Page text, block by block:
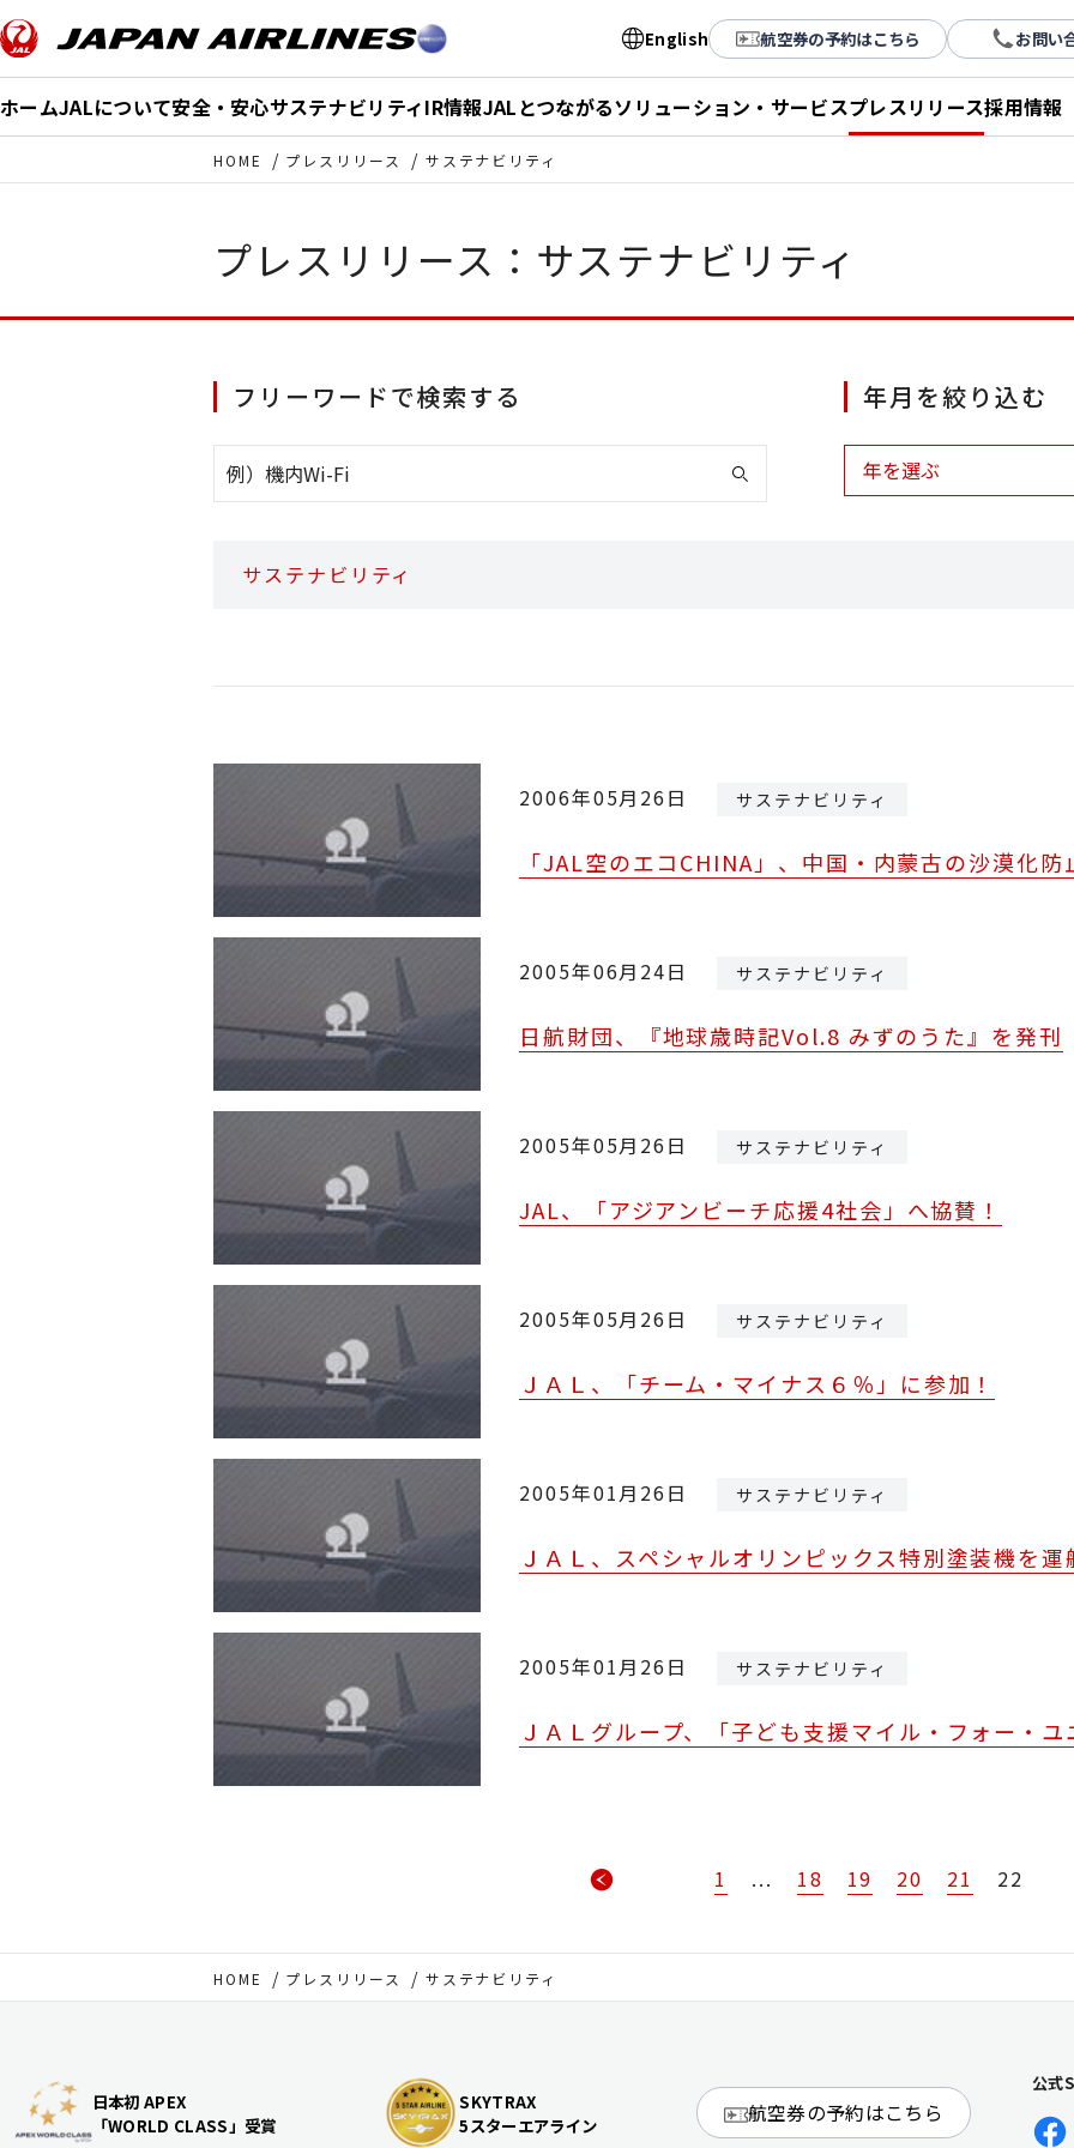
English 航空券の予約はこちら お問い
ホームJALについて安全・安心サステナビリティIR情報JALとつながるソリューション・サービスプレスリリース採用情報
HOME プレスリリース サステナビリティ
プレスリリース：サステナビリティ
フリーワードで検索する 年月を絞り込む
サステナビリティ
2006年05月26日 サステナビリティ
「JAL空のエコCHINA」、中国・内蒙古の沙漠化防
2005年06月24日 サステナビリティ
日航財団、『地球歳時記Vol.8 みずのうた』を発刊
2005年05月26日 サステナビリティ
JAL、「アジアンビーチ応援4社会」へ協賛！
2005年05月26日 サステナビリティ
ＪＡＬ、「チーム・マイナス６％」に参加！
2005年01月26日 サステナビリティ
ＪＡＬ、スペシャルオリンピックス特別塗装機を運
2005年01月26日 サステナビリティ
ＪＡＬグループ、「子ども支援マイル・フォー・
1 ... 18 19 20 21 22
HOME プレスリリース サステナビリティ
日本初 APEX
「WORLD CLASS」受賞
SKYTRAX
5スターエアライン
航空券の予約はこちら
公式